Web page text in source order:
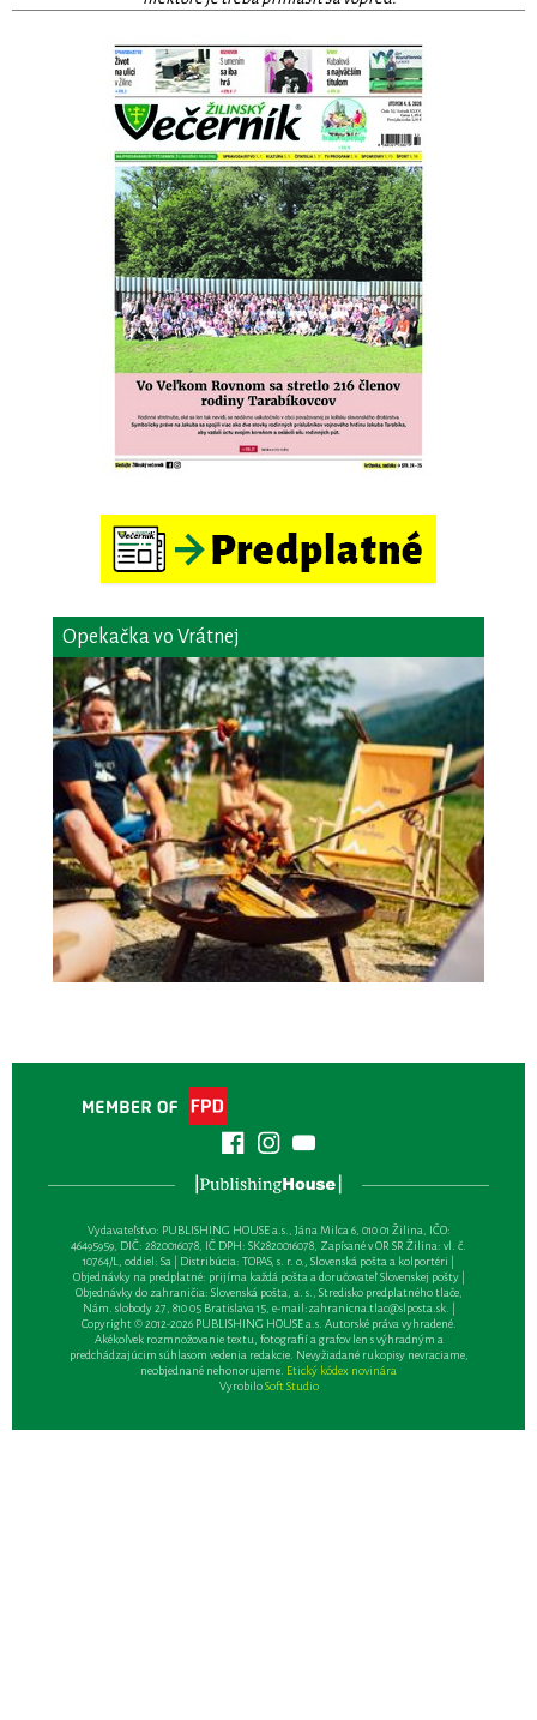
Opekačka vo Vrátnej
Vydavateľsťvo: PUBLISHING HOUSE a.s., Jána Milca 6, 010 01 Žilina, IČO:
46495959, DIČ: 2820016078, IČ DPH: SK2820016078, Zapísané v OR SR Žilina: vl. č.
10764/L, oddiel: Sa | Distribúcia: TOPAS, s. r. o., Slovenská pošta a kolportéri |
Objednávky na predplatné: prijíma každá pošta a doručovateľ Slovenskej pošty |
Objednávky do zahraničia: Slovenská pošta, a. s., Stredisko predplatného tlače,
Nám. slobody 27, 810 05 Bratislava 15, e-mail:zahranicna.tlac@slposta.sk. |
Copyright © 2012-2026 PUBLISHING HOUSE a.s. Autorské práva vyhradené.
Akékoľvek rozmnožovanie textu, fotografií a grafov len s výhradným a
predchádzajúcim súhlasom vedenia redakcie. Nevyžiadané rukopisy nevraciame,
neobjednané nehonorujeme. Etický kódex novinára
VyrobiloSoft Studio